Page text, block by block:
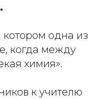
одна из
когда между
химия».
к учителю